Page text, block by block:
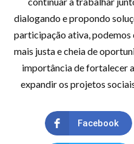
dialogando e propondo
participação ativa, podemos
mais justa e cheia de
importância de fortalecer
expandir os projetos
Facebook